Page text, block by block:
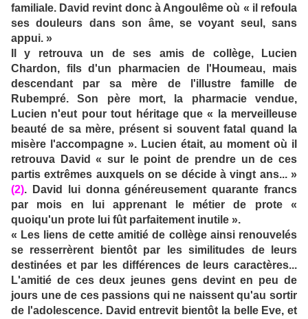
familiale. David revint donc à Angoulême où « il refoula
ses douleurs dans son âme, se voyant seul, sans
appui. »
Il y retrouva un de ses amis de collège, Lucien
Chardon, fils d'un pharmacien de l'Houmeau, mais
descendant par sa mère de l'illustre famille de
Rubempré. Son père mort, la pharmacie vendue,
Lucien n'eut pour tout héritage que « la merveilleuse
beauté de sa mère, présent si souvent fatal quand la
misère l'accompagne ». Lucien était, au moment où il
retrouva David « sur le point de prendre un de ces
partis extrêmes auxquels on se décide à vingt ans... »
(2). David lui donna généreusement quarante francs
par mois en lui apprenant le métier de prote «
quoiqu'un prote lui fût parfaitement inutile ».
« Les liens de cette amitié de collège ainsi renouvelés
se resserrèrent bientôt par les similitudes de leurs
destinées et par les différences de leurs caractères...
L'amitié de ces deux jeunes gens devint en peu de
jours une de ces passions qui ne naissent qu'au sortir
de l'adolescence. David entrevit bientôt la belle Eve, et